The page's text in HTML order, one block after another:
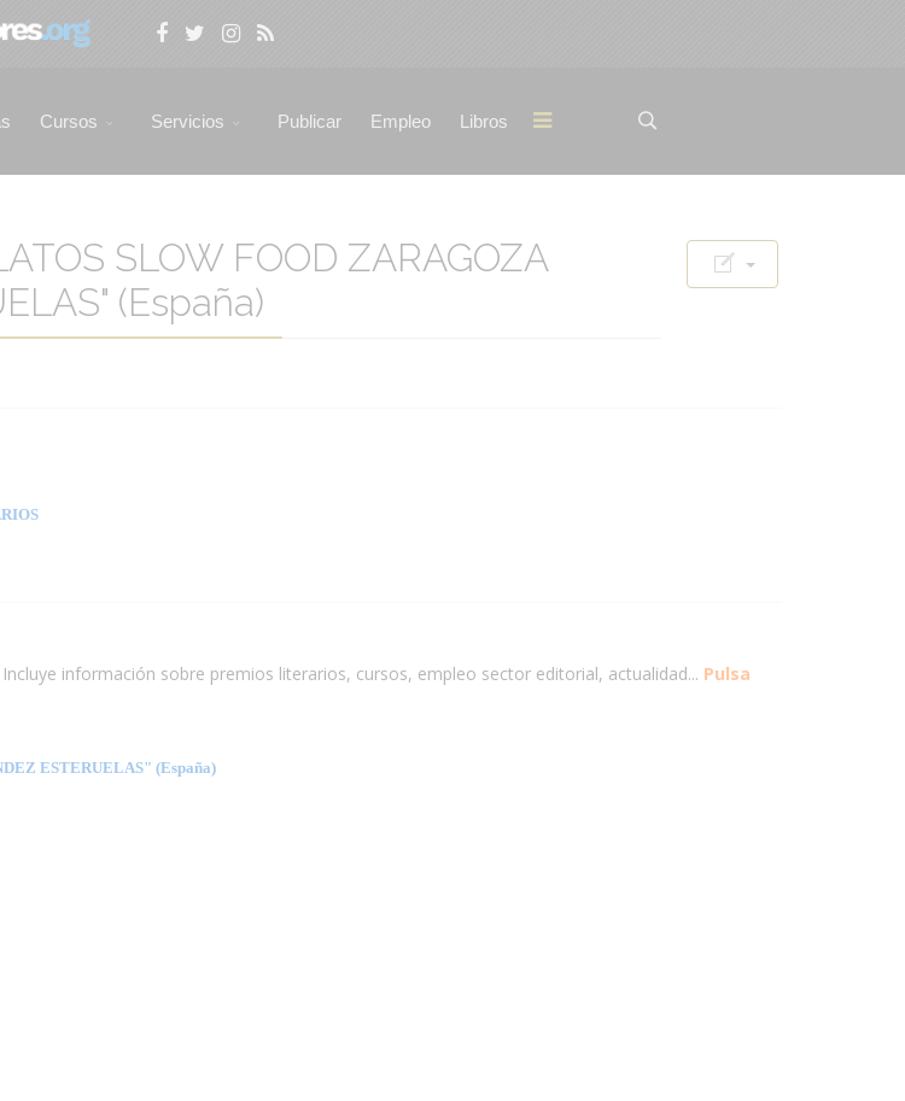
Cursos Servicios Publicar Empleo Libros
SLOW FOOD ZARAGOZA
(España)
Incluye información sobre premios literarios, cursos, empleo sector editorial, actualidad... Pulsa
ESTERUELAS" (España)